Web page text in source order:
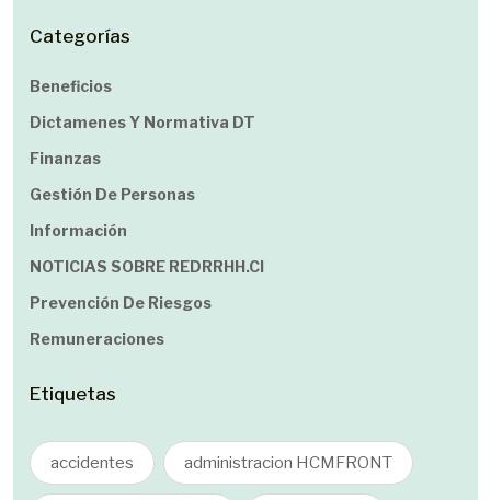
Categorías
Beneficios
Dictamenes Y Normativa DT
Finanzas
Gestión De Personas
Información
NOTICIAS SOBRE REDRRHH.cl
Prevención De Riesgos
Remuneraciones
Etiquetas
accidentes administracion HCMFRONT